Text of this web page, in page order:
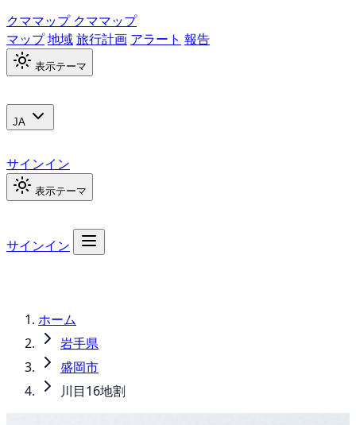
クママップ クママップ
マップ地域旅行計画 アラート 報告
表示テーマ
JA
サインイン
表示テーマ
サインイン
ホーム
岩手県
盛岡市
川目16地割